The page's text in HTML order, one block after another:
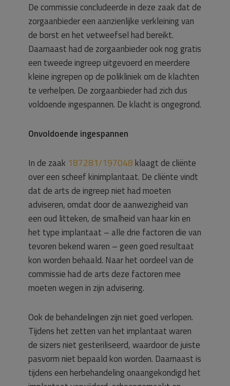
De commissie concludeerde in deze zaak dat de
zorgaanbieder een aanzienlijke verkleining van
de borst en het vetweefsel had bereikt.
Daarnaast had de zorgaanbieder ook nog gratis
een tweede ingreep uitgevoerd en meerdere
kleine ingrepen op de polikliniek om de klachten
te verhelpen. De zorgaanbieder had zich dus
voldoende ingespannen. De klacht is ongegrond.
Onvoldoende ingespannen
In de zaak 187281/197048klaagt de cliënte
over een scheef kinimplantaat. De cliënte vindt
dat de arts de ingreep niet had moeten
adviseren, omdat door de aanwezigheid van
een oud litteken, de smalheid van haar kin en
het type implantaat – alle drie factoren die van
tevoren bekend waren – geen goed resultaat
kon worden behaald. Naar het oordeel van de
commissie had de arts deze factoren mee
moeten wegen in zijn advisering.
Ook de behandelingen zijn niet goed verlopen.
Tijdens het zetten van het implantaat waren
de sizers niet gesteriliseerd, waardoor de juiste
pasvorm niet bepaald kon worden. Daarnaast is
tijdens een herbehandeling onaangekondigd het